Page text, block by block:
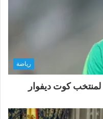
رياضة
لمنتخب كوت ديفوار